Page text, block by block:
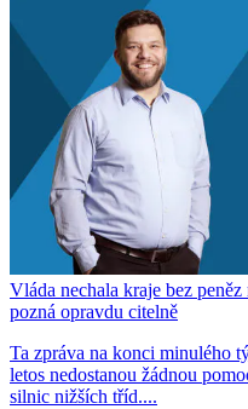
Vláda nechala kraje bez
pozná opravdu citelně
Ta zpráva na konci minulého
letos nedostanou žádnou
silnic nižších tříd....